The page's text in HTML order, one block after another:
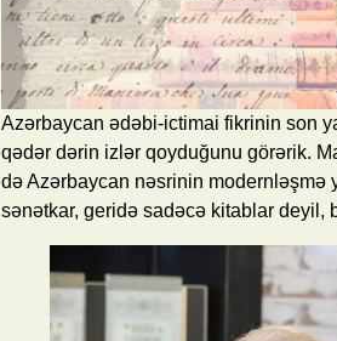
Azərbaycan ədəbi-ictimai fikrinin son
qədər dərin izlər qoyduğunu görərik.
də Azərbaycan nəsrinin modernləşmə
sənətkar, geridə sadəcə kitablar deyil,